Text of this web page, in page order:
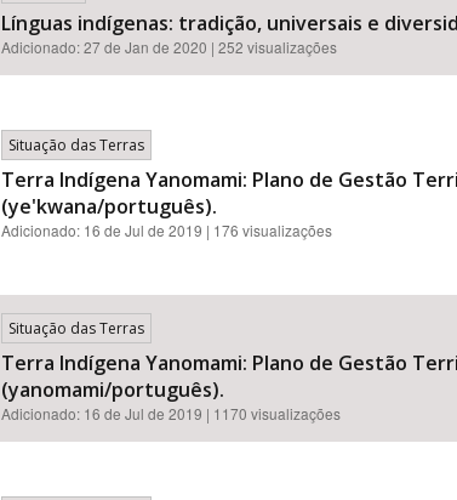
Línguas indígenas: tradição, universais e
Adicionado:27 de Jan de 2020 | 252 visualizações
Situação das Terras
Terra Indígena Yanomami: Plano de Gestão
(ye'kwana/português).
Adicionado: 16 de Jul de 2019 | 176 visualizações
Situação das Terras
Terra Indígena Yanomami: Plano de Gestão
(yanomami/português).
Adicionado: 16 de Jul de 2019 | 1170 visualizações